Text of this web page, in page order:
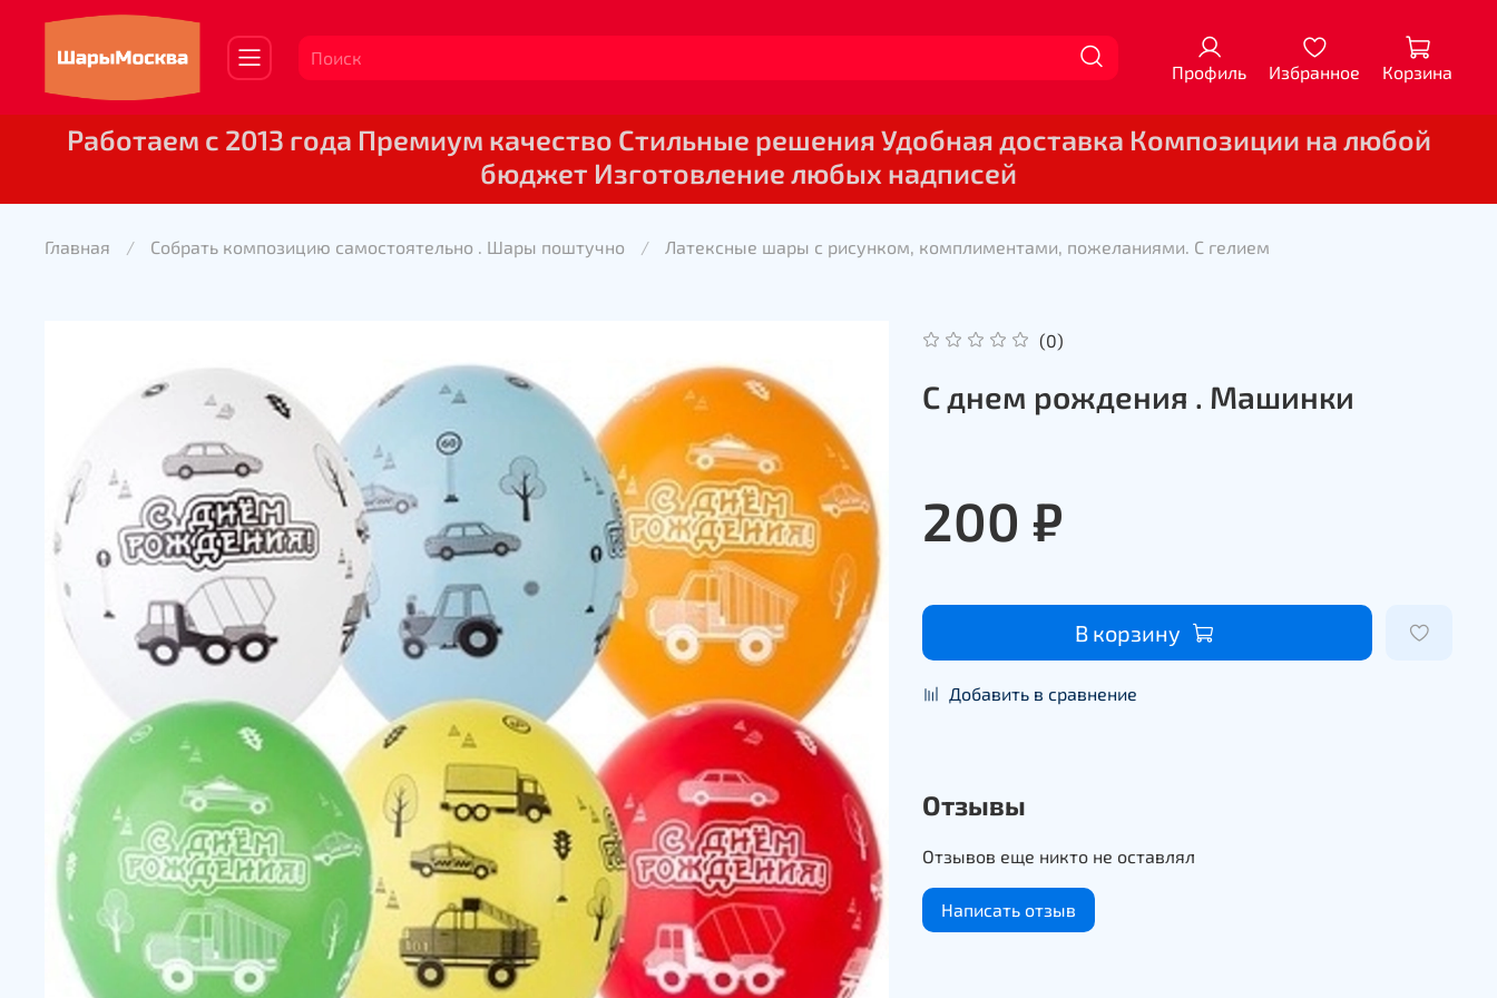
Профиль Избранное Корзина
Работаем с 2013 года Премиум качество Стильные решения Удобная доставка Композиции на любой
бюджет Изготовление любых надписей
Главная Собрать композицию самостоятельно . Шары поштучно Латексные шары с рисунком, комплиментами, пожеланиями. С гелием
(0)
С днем рождения . Машинки
200 ₽
В корзину
Добавить в сравнение
Отзывы
Отзывов еще никто не оставлял
Написать отзыв